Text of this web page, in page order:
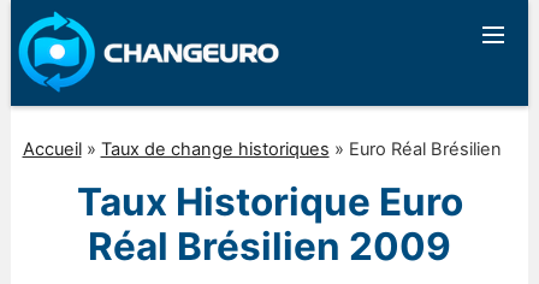
Accueil» Taux de change historiques » Euro Réal Brésilien
Taux Historique Euro
Réal Brésilien 2009